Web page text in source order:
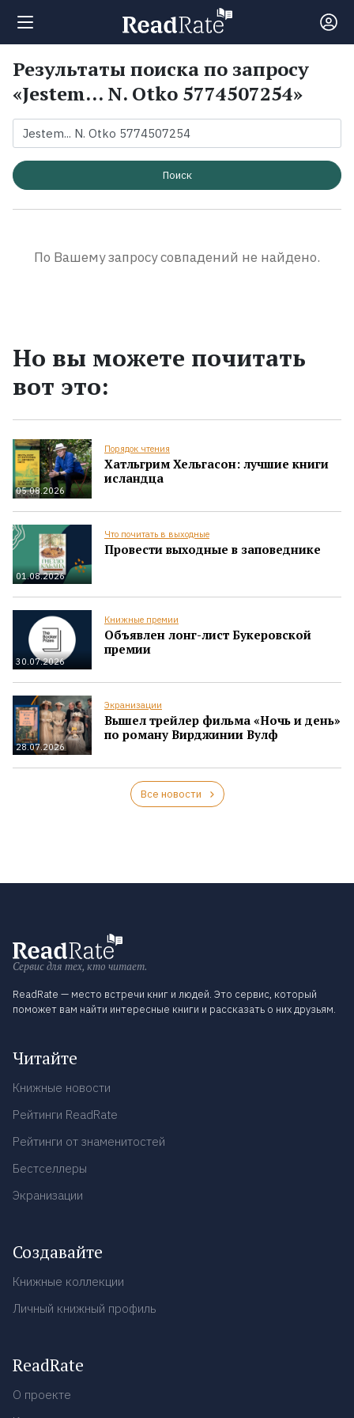
Поиск
Новости
Рейтинги
Результаты поиска по запросу
«Jestem... N. Otko 5774507254»
Поиск
По Вашему запросу совпадений не найдено.
Но вы можете почитать
вот это:
05.08.2026
Порядок чтения
Хатльгрим Хельгасон: лучшие книги
исландца
01.08.2026
Что почитать в выходные
Провести выходные в заповеднике
30.07.2026
Книжные премии
Объявлен лонг-лист Букеровской
премии
28.07.2026
Экранизации
Вышел трейлер фильма «Ночь и день»
по роману Вирджинии Вулф
Все новости
Сервис для тех, кто читает.
ReadRate — место встречи книг и людей. Это сервис, который
поможет вам найти интересные книги и рассказать о них друзьям.
Читайте
Книжные новости
Рейтинги ReadRate
Рейтинги от знаменитостей
Бестселлеры
Экранизации
Создавайте
Книжные коллекции
Личный книжный профиль
ReadRate
О проекте